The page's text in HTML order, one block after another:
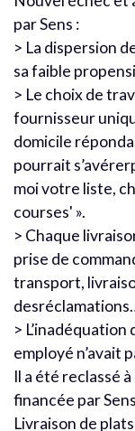
par Sens :
> La dispersion
sa faible
> Le choix de
fournisseur
domicile
pourrait
moi votre liste,
courses' ».
> Chaque
prise de
transport,
>
employé n’avait
Il a été reclassé
financée par
Livraison de plats